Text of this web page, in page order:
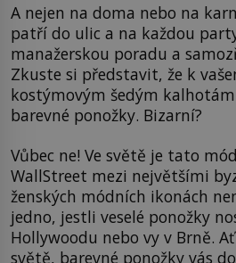
A nejen na doma nebo na
patří do ulic a na každou
manažerskou poradu a
Zkuste si představit, že k
kostýmovým šedým
barevné ponožky. Bizarní?
Vůbec ne! Ve světě je tato
WallStreet mezi největšími
ženských módních ikonách
jedno, jestli veselé ponožky
Hollywoodu nebo vy v Brně.
světě, barevné ponožky vás